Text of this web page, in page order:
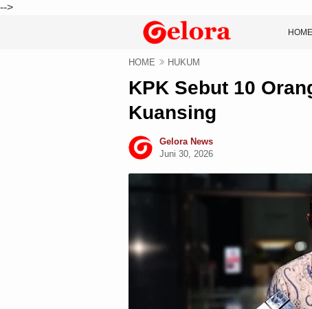
-->
HOME
HOME HUKUM
KPK Sebut 10
Kuansing
Gelora News
Juni 30, 2026